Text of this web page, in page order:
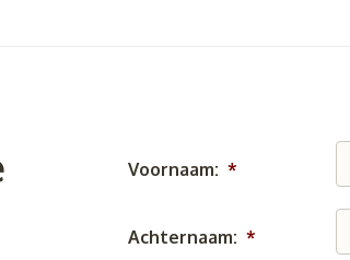
Voornaam: *
Achternaam: *